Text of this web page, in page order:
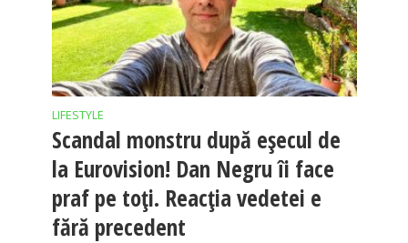
LIFESTYLE
Scandal monstru după eșecul de
la Eurovision! Dan Negru îi face
praf pe toți. Reacția vedetei e
fără precedent